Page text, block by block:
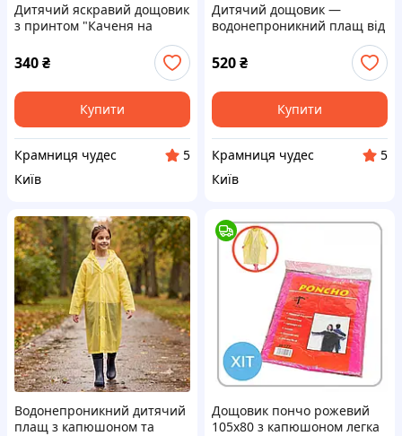
Дитячий яскравий дощовик
з принтом "Каченя на
скейтборді" (Зріст 100–115
см)
340₴
Купити
Крамниця чудес
5
Київ
Дитячий дощовик —
водонепроникний плащ від
дощу з подвійним козирком
(блакитний на зріст 110-130
см)
520₴
Купити
Крамниця чудес
5
Київ
Водонепроникний дитячий
плащ з капюшоном та
Дощовик пончо рожевий
105x80 з капюшоном легка